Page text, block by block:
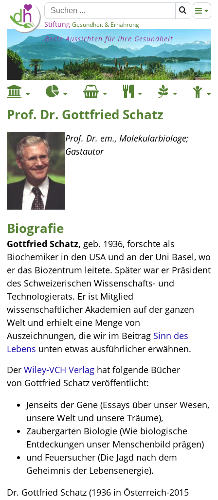
Stiftung Gesundheit & Ernährung
Beste Aussichten für Ihre Gesundheit
Prof. Dr. Gottfried Schatz
Prof. Dr. em., Molekularbiologe;
Gastautor
Biografie
Gottfried Schatz, geb. 1936, forschte als
Biochemiker in den USA und an der Uni Basel, wo
er das Biozentrum leitete. Später war er Präsident
des Schweizerischen Wissenschafts- und
Technologierats. Er ist Mitglied
wissenschaftlicher Akademien auf der ganzen
Welt und erhielt eine Menge von
Auszeichnungen, die wir im Beitrag Sinn des
Lebens unten etwas ausführlicher erwähnen.
Der Wiley-VCH Verlag hat folgende Bücher
von Gottfried Schatz veröffentlicht:
Jenseits der Gene (Essays über unser Wesen,
unsere Welt und unsere Träume),
Zaubergarten Biologie (Wie biologische
Entdeckungen unser Menschenbild prägen)
und Feuersucher (Die Jagd nach dem
Geheimnis der Lebensenergie).
Dr. Gottfried Schatz (1936 in Österreich-2015